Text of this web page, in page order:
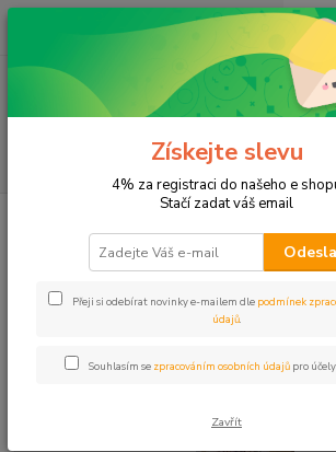
Pomeranč květ
Získejte slevu
4% za registraci do našeho e
Stačí zadat váš email
Přeji si odebírat novinky e-mailem dle podmínek
údajů.
Souhlasím se zpracováním osobních údajů pro
Zavřít